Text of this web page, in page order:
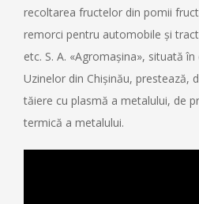
recoltarea fructelor din pomii
remorci pentru automobile și
etc. S. A. «Agromașina», situată
Uzinelor din Chișinău, prestează,
tăiere cu plasmă a metalului, de
termică a metalului.